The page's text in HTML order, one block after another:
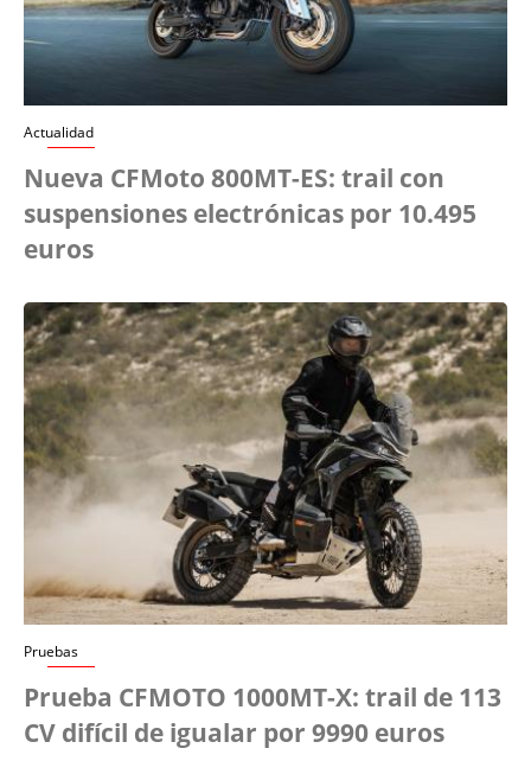
Actualidad
Nueva CFMoto 800MT-ES: trail con
suspensiones electrónicas por 10.495
euros
Pruebas
Prueba CFMOTO 1000MT-X: trail de 113
CV difícil de igualar por 9990 euros